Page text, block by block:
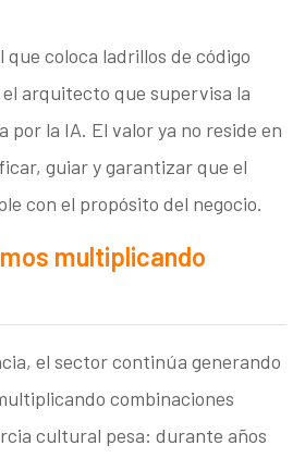
que coloca ladrillos de código
arquitecto que supervisa la
la IA. El valor ya no reside en
guiar y garantizar que el
con el propósito del negocio.
multiplicando
el sector continúa generando
combinaciones
cultural pesa: durante años